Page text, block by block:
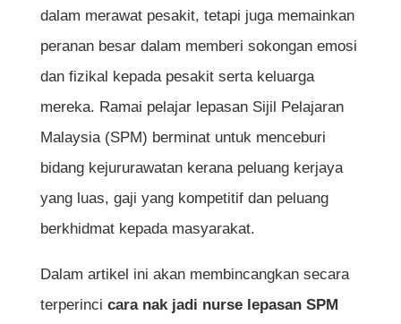
dalam merawat pesakit, tetapi juga memainkan
peranan besar dalam memberi sokongan emosi
dan fizikal kepada pesakit serta keluarga
mereka. Ramai pelajar lepasan Sijil Pelajaran
Malaysia (SPM) berminat untuk menceburi
bidang kejururawatan kerana peluang kerjaya
yang luas, gaji yang kompetitif dan peluang
berkhidmat kepada masyarakat.
Dalam artikel ini akan membincangkan secara
terperinci cara nak jadi nurse lepasan SPM